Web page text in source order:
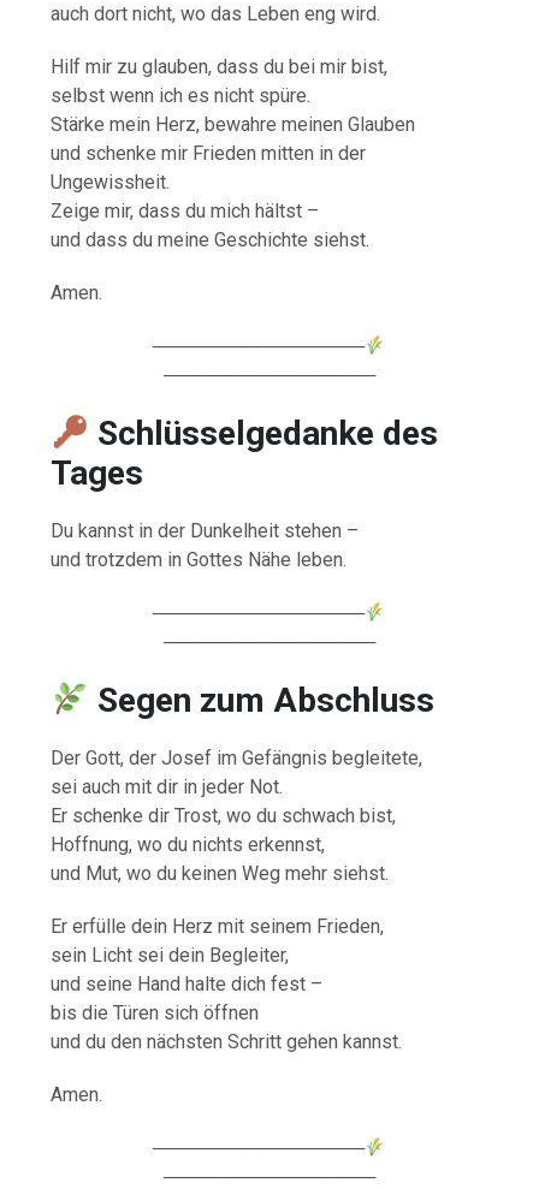
auch dort nicht, wo das Leben eng wird.
Hilf mir zu glauben, dass du bei mir bist,
selbst wenn ich es nicht spüre.
Stärke mein Herz, bewahre meinen Glauben
und schenke mir Frieden mitten in der
Ungewissheit.
Zeige mir, dass du mich hältst –
und dass du meine Geschichte siehst.
Amen.
────────────────
────────────────
Schlüsselgedanke des
Tages
Du kannst in der Dunkelheit stehen –
und trotzdem in Gottes Nähe leben.
────────────────
────────────────
Segen zum Abschluss
Der Gott, der Josef im Gefängnis begleitete,
sei auch mit dir in jeder Not.
Er schenke dir Trost, wo du schwach bist,
Hoffnung, wo du nichts erkennst,
und Mut, wo du keinen Weg mehr siehst.
Er erfülle dein Herz mit seinem Frieden,
sein Licht sei dein Begleiter,
und seine Hand halte dich fest –
bis die Türen sich öffnen
und du den nächsten Schritt gehen kannst.
Amen.
────────────────
────────────────